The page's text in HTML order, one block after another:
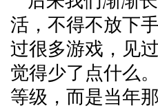
活，不得不放下
过很多游戏，见
觉得少了点什么
等级，而是当年